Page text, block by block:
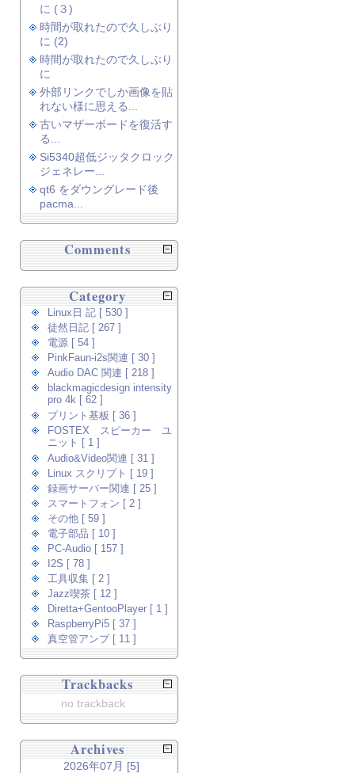
に (３)
時間が取れたので久しぶり
に (2)
時間が取れたので久しぶり
に
外部リンクでしか画像を貼
れない様に思える...
古いマザーボードを復活す
る...
Si5340超低ジッタクロック
ジェネレー...
qt6 をダウングレード後
pacma...
Comments
Category
Linux日 記 [ 530 ]
徒然日記 [ 267 ]
電源 [ 54 ]
PinkFaun-i2s関連 [ 30 ]
Audio DAC 関連 [ 218 ]
blackmagicdesign intensity
pro 4k [ 62 ]
プリント基板 [ 36 ]
FOSTEX スピーカー ユ
ニット [ 1 ]
Audio&Video関連 [ 31 ]
Linux スクリプト [ 19 ]
録画サーバー関連 [ 25 ]
スマートフォン [ 2 ]
その他 [ 59 ]
電子部品 [ 10 ]
PC-Audio [ 157 ]
I2S [ 78 ]
工具収集 [ 2 ]
Jazz喫茶 [ 12 ]
Diretta+GentooPlayer [ 1 ]
RaspberryPi5 [ 37 ]
真空管アンプ [ 11 ]
Trackbacks
no trackback
Archives
2026年07月 [5]